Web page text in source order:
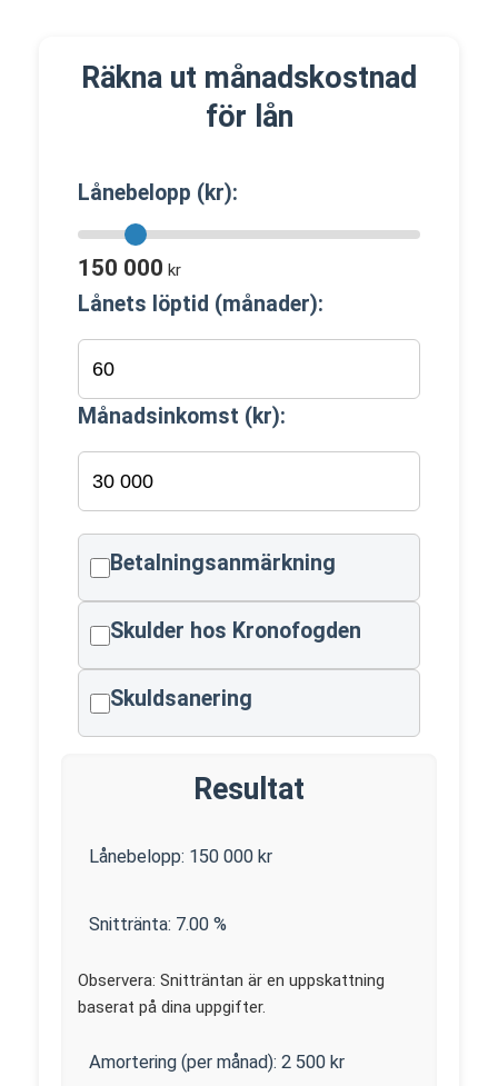
Räkna ut månadskostnad
för lån
Lånebelopp (kr):
150 000 kr
Lånets löptid (månader):
Månadsinkomst (kr):
Betalningsanmärkning
Skulder hos Kronofogden
Skuldsanering
Resultat
Lånebelopp: 150 000 kr
Snittränta: 7.00 %
Observera: Snitträntan är en uppskattning
baserat på dina uppgifter.
Amortering (per månad): 2 500 kr